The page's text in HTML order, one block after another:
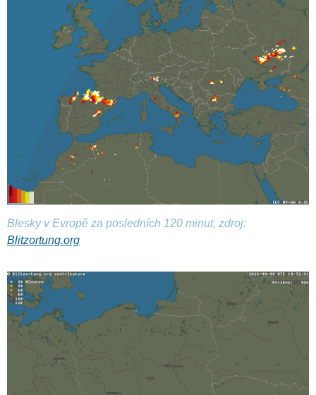
Blesky v Evropě za posledních 120 minut, zdroj:
Blitzortung.org